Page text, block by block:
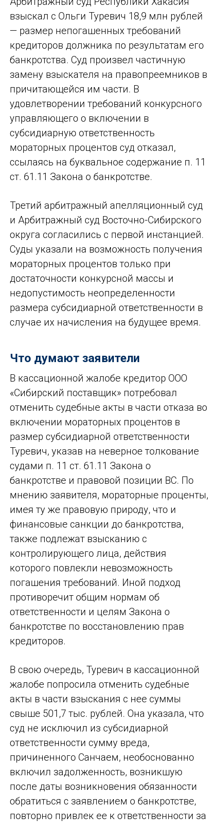
взыскал с Ольги Туревич 18,9 млн рублей
— размер непогашенных требований
кредиторов должника по результатам его
банкротства. Суд произвел частичную
замену взыскателя на правопреемников в
причитающейся им части. В
удовлетворении требований конкурсного
управляющего о включении в
субсидиарную ответственность
мораторных процентов суд отказал,
ссылаясь на буквальное содержание п. 11
ст. 61.11 Закона о банкротстве.
Третий арбитражный апелляционный суд
и Арбитражный суд Восточно-Сибирского
округа согласились с первой инстанцией.
Суды указали на возможность получения
мораторных процентов только при
достаточности конкурсной массы и
недопустимость неопределенности
размера субсидиарной ответственности в
случае их начисления на будущее время.
Что думают заявители
В кассационной жалобе кредитор ООО
«Сибирский поставщик» потребовал
отменить судебные акты в части отказа во
включении мораторных процентов в
размер субсидиарной ответственности
Туревич, указав на неверное толкование
судами п. 11 ст. 61.11 Закона о
банкротстве и правовой позиции ВС. По
мнению заявителя, мораторные проценты,
имея ту же правовую природу, что и
финансовые санкции до банкротства,
также подлежат взысканию с
контролирующего лица, действия
которого повлекли невозможность
погашения требований. Иной подход
противоречит общим нормам об
ответственности и целям Закона о
банкротстве по восстановлению прав
кредиторов.
В свою очередь, Туревич в кассационной
жалобе попросила отменить судебные
акты в части взыскания с нее суммы
свыше 501,7 тыс. рублей. Она указала, что
суд не исключил из субсидиарной
ответственности сумму вреда,
причиненного Санчаем, необоснованно
включил задолженность, возникшую
после даты возникновения обязанности
обратиться с заявлением о банкротстве,
повторно привлек ее к ответственности за